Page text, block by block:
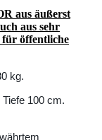
aus äußerst
aus sehr
für öffentliche
kg.
100 cm.